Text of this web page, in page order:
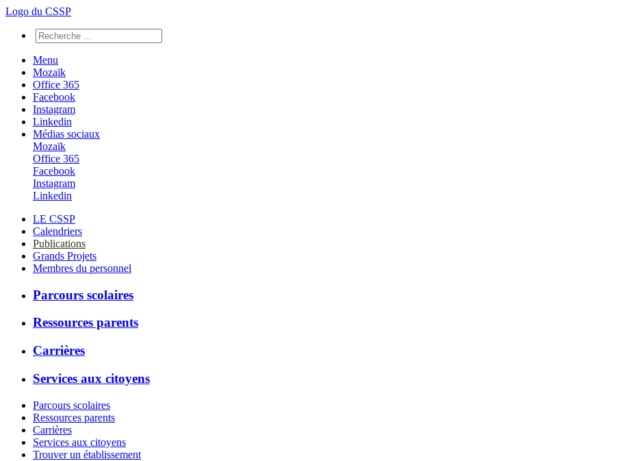
Logo du CSSP
Menu
Mozaïk
Office 365
Facebook
Instagram
Linkedin
Médias sociaux
Mozaïk
Office 365
Facebook
Instagram
Linkedin
LE CSSP
Calendriers
Publications
Grands Projets
Membres du personnel
Parcours scolaires
Ressources parents
Carrières
Services aux citoyens
Parcours scolaires
Ressources parents
Carrières
Services aux citoyens
Trouver un établissement